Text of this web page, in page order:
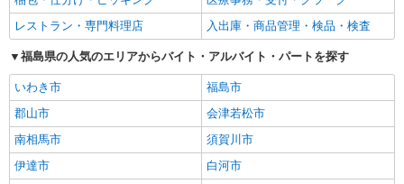
レストラン・専門料理店
入出庫・商品管理・検品・検査
福島県の人気のエリアからバイト・アルバイト・パートを探す
いわき市
福島市
郡山市
会津若松市
南相馬市
須賀川市
伊達市
白河市